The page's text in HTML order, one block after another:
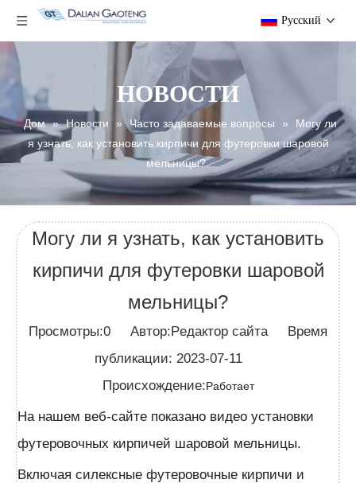
Pусский
НОВОСТИ
Дом » Новости » Часто задаваемые вопросы »
Могу ли
я узнать, как установить кирпичи для футеровки шаровой
мельницы?
Могу ли я узнать, как установить
кирпичи для футеровки шаровой
мельницы?
Просмотры:0 Автор:Pедактор сайта Время
публикации: 2023-07-11
Происхождение:Работает
На нашем веб-сайте показано видео установки
футеровочных кирпичей шаровой мельницы.
Включая силексные футеровочные кирпичи и